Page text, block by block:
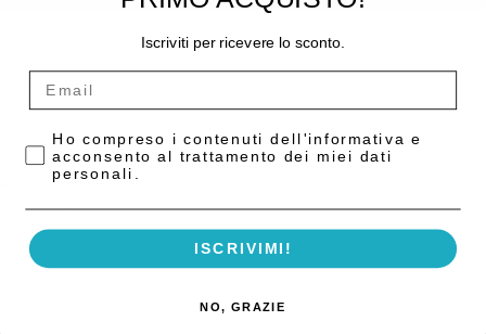
10009806
Categoria: Accessori per endodonzia
Descrizione
Anello endo ring blu utile come misuratore canalare e spugna
portastumenti, autoclavabile, 088 Premium Plus
Iscriviti per ricevere lo sconto.
Privacy Policy
Ho compreso i contenuti dell'informativa e
acconsento al trattamento dei miei dati
personali.
ISCRIVIMI!
NO, GRAZIE